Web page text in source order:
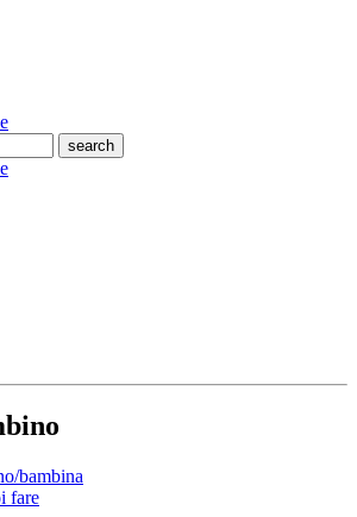
Close
search
Cerca
Close
bambina
fare